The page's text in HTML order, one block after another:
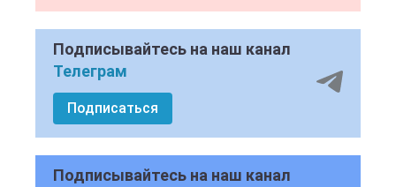
Подписывайтесь на наш канал
Телеграм
Подписаться
Подписывайтесь на наш канал